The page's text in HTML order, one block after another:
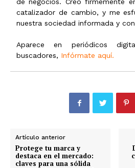
de negocios. Creo firmemente
catalizador de cambio, y me
nuestra sociedad informada y
Aparece en periódicos
buscadores, Infórmate aquí.
Artículo anterior
Protege tu marca y
destaca en el mercado:
claves para una sólida